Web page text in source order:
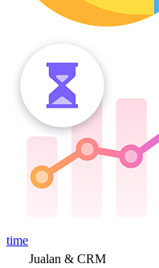
time
Jualan & CRM